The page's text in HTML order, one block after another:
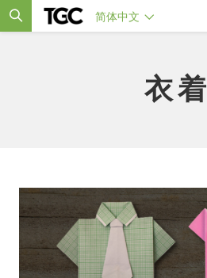
简体中文
衣着